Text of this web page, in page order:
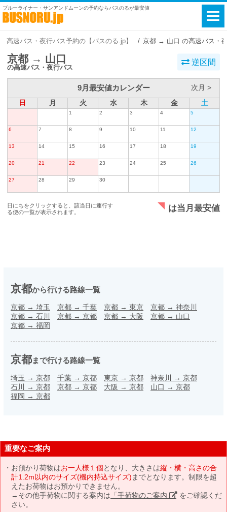
ブルーライナー・サンアンドムーンの予約ならバスのるが最安値
高速バス・夜行バス予約の【バスのる.jp】 京都 → 山口 の高速バス・
京都 → 山口
の高速バス・夜行バス
逆区間
9月最安値カレンダー
次月 >
日
月 火 水 木 金 土
1 2 3 4 5
6 7 8 9 10 11 12
13 14 15 16 17 18 19
20 21 22 23 24 25 26
27 28 29 30
日にちをクリックすると、該当日に運行す
る便の一覧が表示されます。
は当月最安値
京都から行ける路線一覧
京都 → 埼玉 京都 → 千葉 京都 → 東京 京都 → 神奈川
京都 → 石川 京都 → 京都 京都 → 大阪 京都 → 山口
京都 → 福岡
京都まで行ける路線一覧
埼玉 → 京都 千葉 → 京都 東京 → 京都 神奈川 → 京都
石川 → 京都 京都 → 京都 大阪 → 京都 山口 → 京都
福岡 → 京都
重要なご案内
お預かり荷物はお一人様１個となり、大きさは縦・横・高さの合
計1.2m以内のサイズ(機内持込サイズ) までとなります。制限を超
えたお荷物はお預かりできません。
→その他手荷物に関する案内は 「手荷物のご案内」 をご確認くだ
さい。